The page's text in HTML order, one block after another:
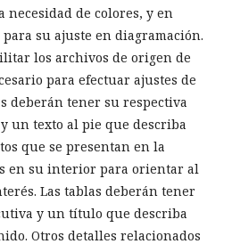
necesidad de colores, y en
su ajuste en diagramación.
los archivos de origen de
para efectuar ajustes de
deberán tener su respectiva
un texto al pie que describa
que se presentan en la
en su interior para orientar al
Las tablas deberán tener
y un título que describa
Otros detalles relacionados